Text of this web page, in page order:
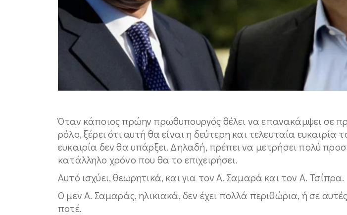
Όταν κάποιος πρώην πρωθυπουργός θέλει να επανακάμψει σε
ρόλο, ξέρει ότι αυτή θα είναι η δεύτερη και τελευταία ευκαιρία
ευκαιρία δεν θα υπάρξει. Δηλαδή, πρέπει να μετρήσει πολύ
κατάλληλο χρόνο που θα το επιχειρήσει.
Αυτό ισχύει, θεωρητικά, και για τον Α. Σαμαρά και τον Α. Τσίπρα.
Ο μεν Α. Σαμαράς, ηλικιακά, δεν έχει πολλά περιθώρια, ή σε αυτές
ποτέ.